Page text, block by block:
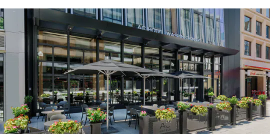
AC Kitchen
El desayuno de inspiración europea de AC Kitchen
incluye cruasanes recién horneados, tartaletas de huevo
dulces y saladas, rebanadas de jamón prosciutto y
queso, frutas, muesli, yogur y café Nespresso, ADEMÁS